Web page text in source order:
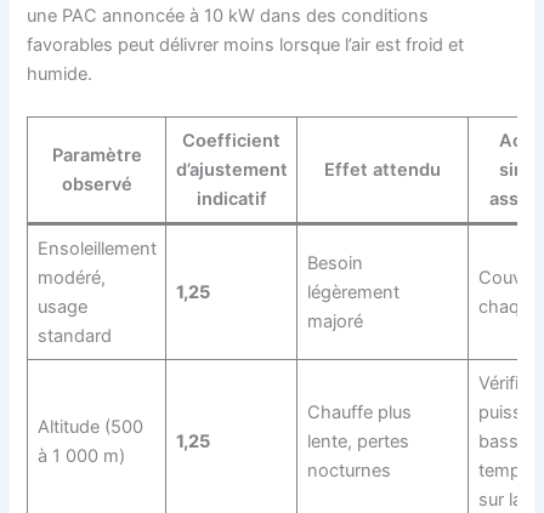
une PAC annoncée à 10 kW dans des conditions
favorables peut délivrer moins lorsque l’air est froid et
humide.
Paramètre
observé
Coefficient
d’ajustement
indicatif
Effet attendu
Ensoleillement
modéré,
usage
standard
1,25
Besoin
légèrement
majoré
chaque
Altitude (500
à 1 000 m)
1,25
Chauffe plus
lente, pertes
nocturnes
Vérifier
basse
sur la